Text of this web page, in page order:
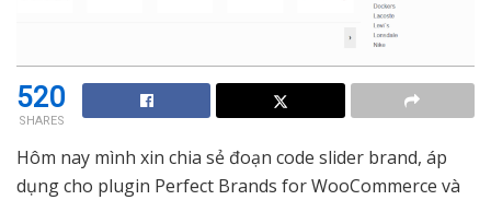
520
SHARES
Hôm nay mình xin chia sẻ đoạn code slider brand, áp
dụng cho plugin Perfect Brands for WooCommerce và